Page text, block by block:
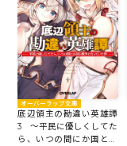
オーバーラップ文庫
底辺領主の勘違い英雄譚
3 ～平民に優しくしてた
ら、いつの間にか国と戦